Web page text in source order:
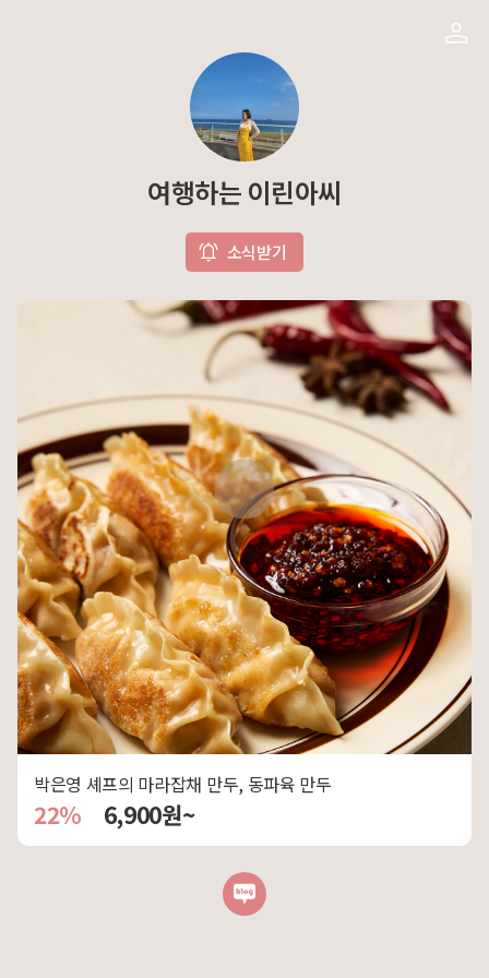
여행하는 이린아씨
소식받기
박은영 셰프의 마라잡채 만두, 동파육 만두
22% 6,900원~